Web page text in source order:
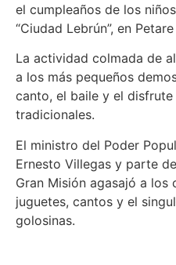
el cumpleaños de los
“Ciudad Lebrún”, en Petare
La actividad colmada de
a los más pequeños
canto, el baile y el
tradicionales.
El ministro del Poder
Ernesto Villegas y parte
Gran Misión agasajó a los
juguetes, cantos y el
golosinas.